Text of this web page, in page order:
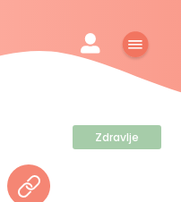
Zdravlje